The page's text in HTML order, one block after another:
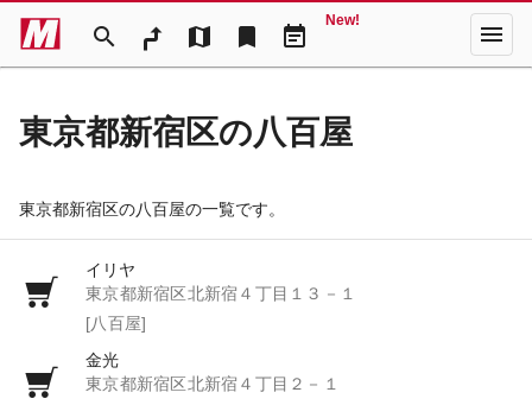
search map bookmark event_note
New! menu
東京都新宿区の八百屋
東京都新宿区の八百屋の一覧です。
イリヤ
東京都新宿区北新宿４丁目１３－１
[八百屋]
金光
東京都新宿区北新宿４丁目２－１